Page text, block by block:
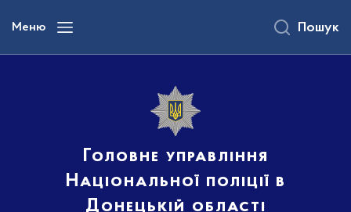
вмісту
Меню
Головне управління
Національної поліції в
Донецькій області
Пошук